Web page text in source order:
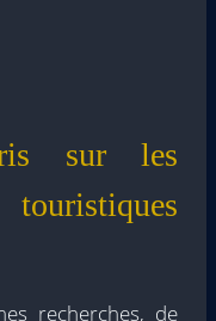
sur les
touristiques
recherches, de